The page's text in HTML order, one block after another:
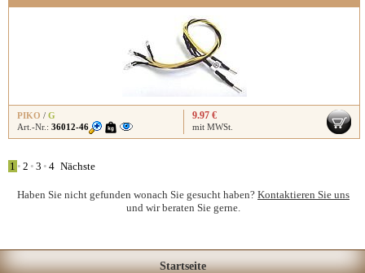
PIKO / G
Art.-Nr.: 36012-46
9.97 €
mit MWSt.
1 • 2 • 3 • 4 Nächste
Haben Sie nicht gefunden wonach Sie gesucht haben?Kontaktieren Sie uns
und wir beraten Sie gerne.
Startseite